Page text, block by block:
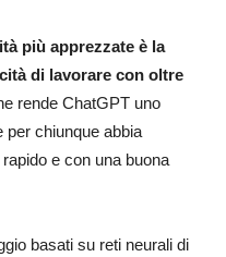
più apprezzate è la
di lavorare con oltre
rende ChatGPT uno
chiunque abbia
e con una buona
basati su reti neurali di